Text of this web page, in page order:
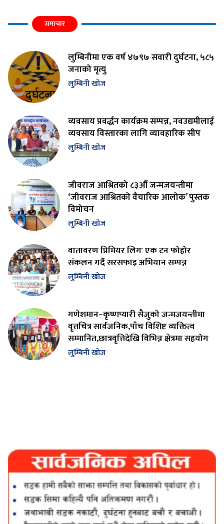
समाचार
लुम्बिनीमा एक वर्ष ४७९७ सवारी दुर्घटना, ५८५
जनाको मृत्यु
लुम्बिनी खोज
व्यवसाय प्रवर्द्धन कार्यक्रम सम्पन्न, नवउद्यमीलाई
व्यवसाय विस्तारका लागि व्यावहारिक सीप
लुम्बिनी खोज
जीवराज आश्रितको ८३औँ जन्मजयन्तीमा
‘जीवराज आश्रितको वैचारिक आलोक’ पुस्तक
विमोचन
लुम्बिनी खोज
वातावरण प्रिमियर लिगः एक टन फोहोर
संकलन गर्दै सरसफाइ अभियान सम्पन्न
लुम्बिनी खोज
गणेशमान–कृष्णप्यारी सैजुको जन्मजयन्तीमा
वृत्तचित्र सार्वजनिक,पाँच विशिष्ट व्यक्तित्व
सम्मानित,छात्रवृत्तिदेखि विभिन्न क्षेत्रमा सहयोग
लुम्बिनी खोज